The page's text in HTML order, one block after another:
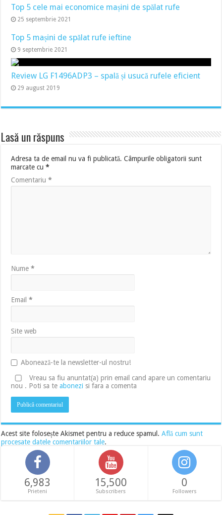
Top 5 cele mai economice mașini de spălat rufe
25 septembrie 2021
Top 5 mașini de spălat rufe ieftine
9 septembrie 2021
Review LG F1496ADP3 – spală și usucă rufele eficient
29 august 2019
Lasă un răspuns
Adresa ta de email nu va fi publicată. Câmpurile obligatorii sunt
marcate cu*
Comentariu*
Nume*
Email*
Site web
Abonează-te la newsletter-ul nostru!
Vreau sa fiu anuntat(a) prin email cand apare un comentariu
nou . Poti sa teabonezi si fara a comenta
Acest site folosește Akismet pentru a reduce spamul.Află cum sunt
procesate datele comentariilor tale.
6,983
Prieteni
15,500
Subscribers
0
Followers